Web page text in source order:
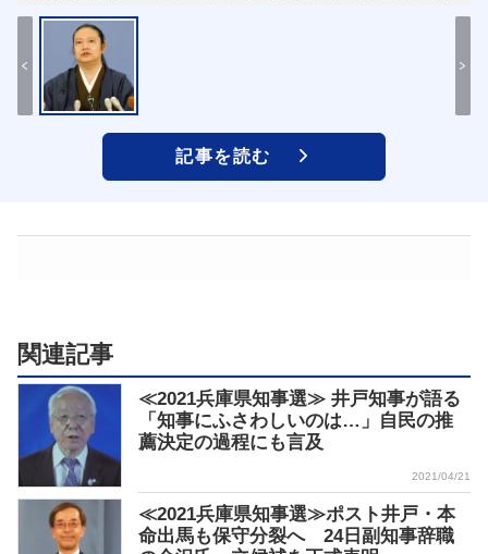
記事を読む
関連記事
≪2021兵庫県知事選≫ 井戸知事が語る
「知事にふさわしいのは…」自民の推
薦決定の過程にも言及
2021/04/21
≪2021兵庫県知事選≫ポスト井戸・本
命出馬も保守分裂へ 24日副知事辞職